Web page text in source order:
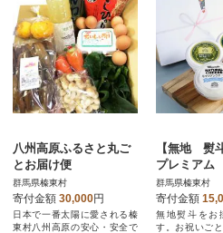
八州高原ふるさと丸ご
とお届け便
群馬県榛東村
寄付金額 30,000円
日本で一番太陽に愛される榛
東村八州高原の安心・安全で
【無地 熨
プレミアム
ーとチーズ
群馬県榛東村
寄付金額
無地熨斗をお
す。お祝いご